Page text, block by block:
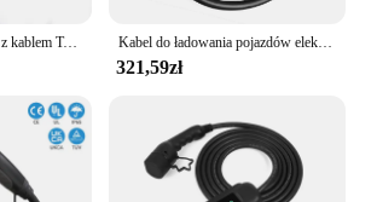
Wtyczka ładowarki EV z kablem Type1 SAE J1772 16A 1-fazowa stacja ładowania samochodu 3-fazowy przewód 11KW 22KW J1772 do pojazdów elektrycznych Kabel do ładowania pojazdów elektrycznych typu 2 do typu 2 16A 3-fazowy kabel do ładowarki pojazdów elektrycznych 11KW do stacji ładowania EVSE
321,59zł